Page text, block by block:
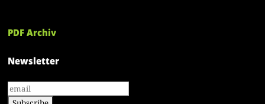
PDF Archiv
Newsletter